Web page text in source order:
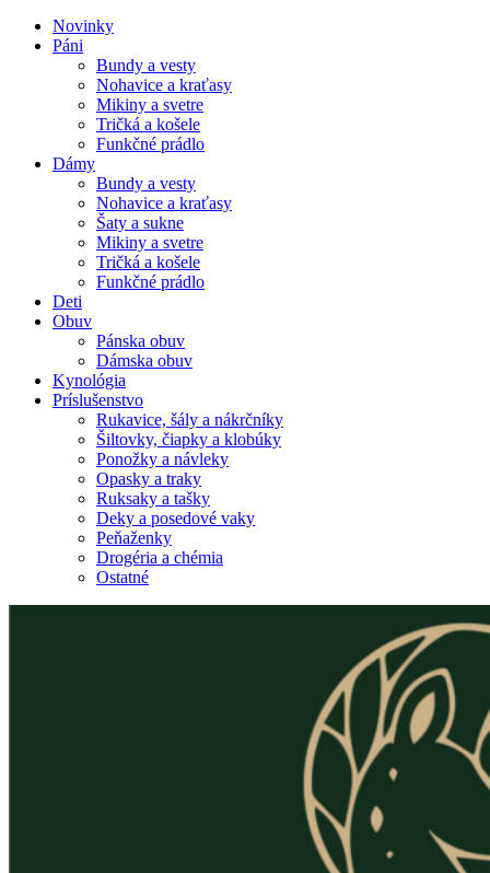
Novinky
Páni
Bundy a vesty
Nohavice a kraťasy
Mikiny a svetre
Tričká a košele
Funkčné prádlo
Dámy
Bundy a vesty
Nohavice a kraťasy
Šaty a sukne
Mikiny a svetre
Tričká a košele
Funkčné prádlo
Deti
Obuv
Pánska obuv
Dámska obuv
Kynológia
Príslušenstvo
Rukavice, šály a nákrčníky
Šiltovky, čiapky a klobúky
Ponožky a návleky
Opasky a traky
Ruksaky a tašky
Deky a posedové vaky
Peňaženky
Drogéria a chémia
Ostatné